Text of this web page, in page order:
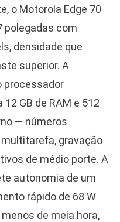
o Motorola Edge 70
polegadas com
densidade que
superior. A
processador
12 GB de RAM e 512
— números
gravação
de médio porte. A
autonomia de um
rápido de 68 W
de meia hora,